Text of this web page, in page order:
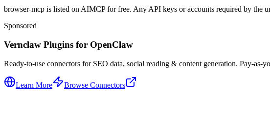
browser-mcp is listed on AIMCP for free. Any API keys or accounts required by the
Sponsored
Vernclaw Plugins for OpenClaw
Ready-to-use connectors for SEO data, social reading & content generation. Pay-as-
Learn More Browse Connectors